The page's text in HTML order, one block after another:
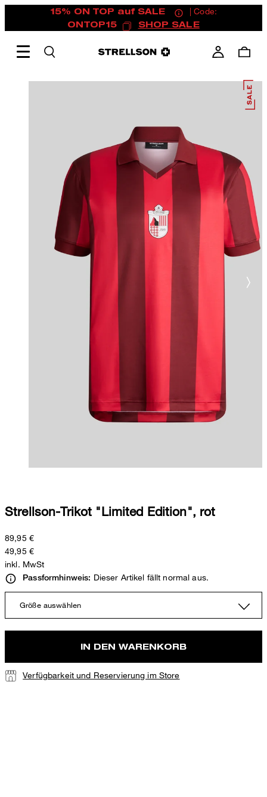
15% ON TOP auf SALE
| Code:
ONTOP15
SHOP SALE
Strellson-Trikot "Limited Edition", rot
89,95 €
49,95 €
inkl. MwSt
Passformhinweis: Dieser Artikel fällt normal aus.
Größe auswählen
IN DEN WARENKORB
Verfügbarkeit und Reservierung im Store